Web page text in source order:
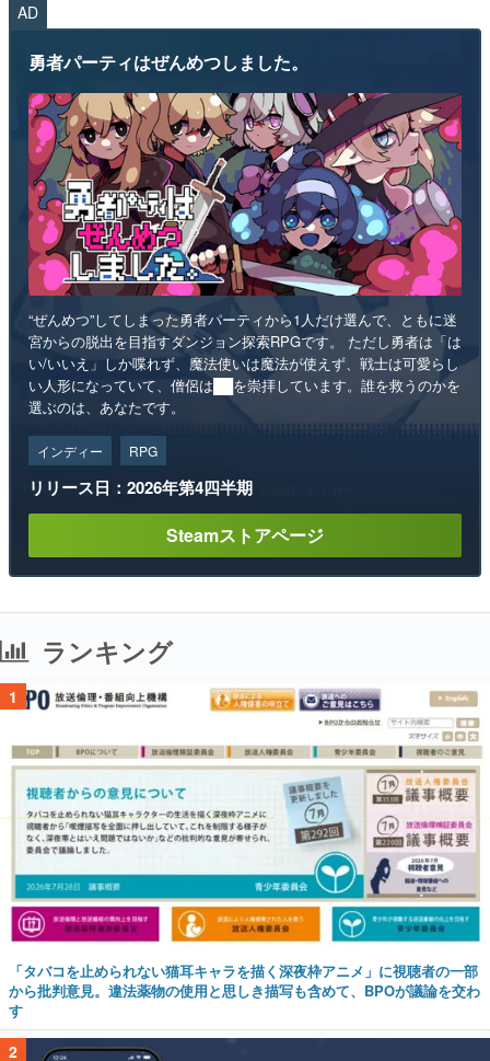
AD
勇者パーティはぜんめつしました。
“ぜんめつ”してしまった勇者パーティから1人だけ選んで、ともに迷
宮からの脱出を目指すダンジョン探索RPGです。 ただし勇者は「は
い/いいえ」しか喋れず、魔法使いは魔法が使えず、戦士は可愛らし
い人形になっていて、僧侶は██を崇拝しています。誰を救うのかを
選ぶのは、あなたです。
インディー RPG
リリース日：2026年第4四半期
Steamストアページ
ランキング
1
「タバコを止められない猫耳キャラを描く深夜枠アニメ」に視聴者の一部
から批判意見。違法薬物の使用と思しき描写も含めて、BPOが議論を交わ
す
2